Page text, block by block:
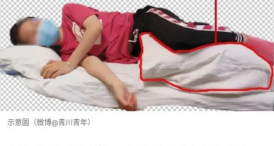
示意圖（微博@青川青年）